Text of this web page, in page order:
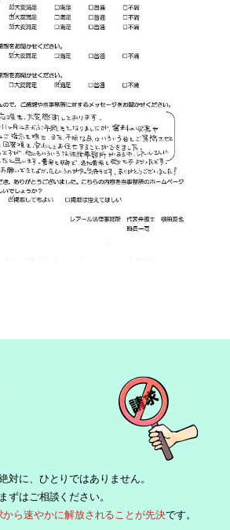
対に、ひとりではありません。
まずはご相談ください。
ら速やかに解放されることが先決です。